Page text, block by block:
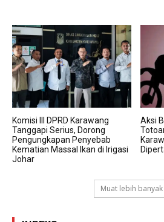
Komisi III DPRD Karawang
Tanggapi Serius, Dorong
Pengungkapan Penyebab
Kematian Massal Ikan di Irigasi
Johar
Aksi
Muat lebih banyak